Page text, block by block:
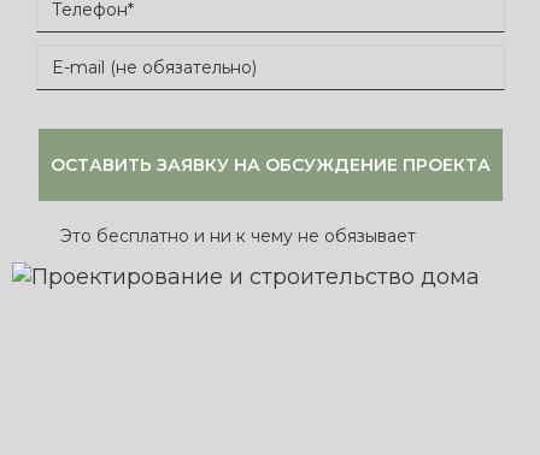
Это бесплатно и ни к чему не обязывает